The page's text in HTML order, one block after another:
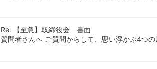
Re: 【至急】取締役会 書面
質問者さんへ ご質問からして、思い浮かぶ4つ